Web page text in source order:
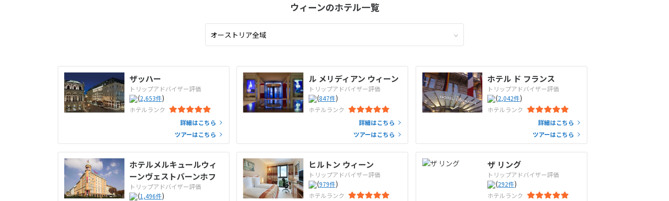
ウィーンのホテル一覧
ザッハー
トリップアドバイザー評価
(2,653件)
ホテルランク
詳細はこちら
ツアーはこちら
ル メリディアン ウィーン
トリップアドバイザー評価
(847件)
ホテルランク
詳細はこちら
ツアーはこちら
ホテル ド フランス
トリップアドバイザー評価
(2,042件)
ホテルランク
詳細はこちら
ツアーはこちら
ホテルメルキュールウィ
ーンヴェストバーンホフ
トリップアドバイザー評価
(1,496件)
ヒルトン ウィーン
トリップアドバイザー評価
(979件)
ホテルランク
ザ リング
トリップアドバイザー評価
(292件)
ホテルランク